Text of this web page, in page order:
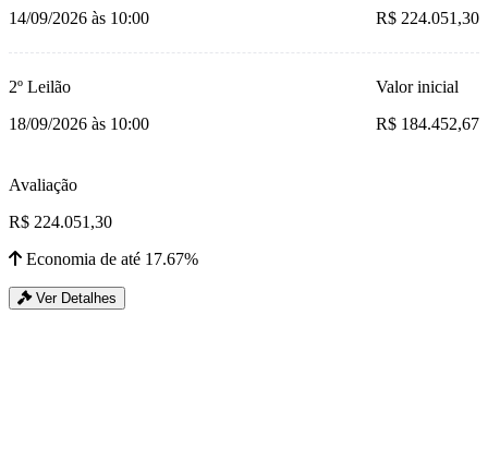
14/09/2026 às 10:00
R$ 224.051,30
2º Leilão
18/09/2026 às 10:00
Valor inicial
R$ 184.452,67
Avaliação
R$ 224.051,30
Economia de até 17.67%
Ver Detalhes